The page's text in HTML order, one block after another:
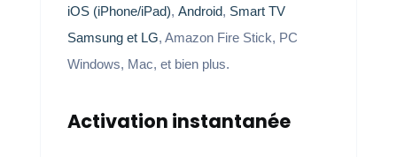
iOS (iPhone/iPad), Android, Smart TV
Samsung et LG, Amazon Fire Stick, PC
Windows, Mac, et bien plus.
Activation instantanée